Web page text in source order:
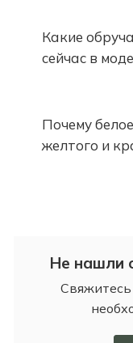
Какие
сейчас в
Почему
желтого и
Не нашли